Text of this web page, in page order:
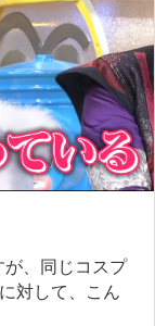
、同じコスプ
対して、こん